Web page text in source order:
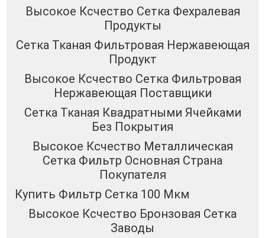
Высокое Ксчество Сетка Фехралевая
Продукты
Сетка Тканая Фильтровая Нержавеющая
Продукт
Высокое Ксчество Сетка Фильтровая
Нержавеющая Поставщики
Сетка Тканая Квадратными Ячейками
Без Покрытия
Высокое Ксчество Металлическая
Сетка Фильтр Основная Страна
Покупателя
Купить Фильтр Сетка 100 Мкм
Высокое Ксчество Бронзовая Сетка
Заводы